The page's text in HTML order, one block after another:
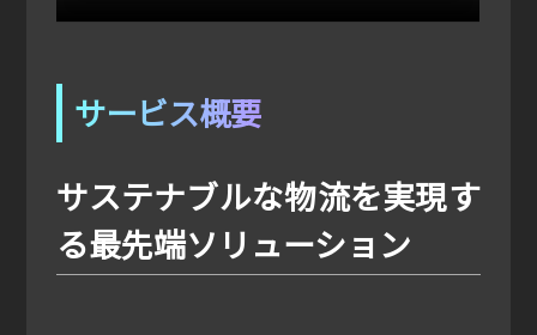
サービス概要
サステナブルな物流を実現す
る最先端ソリューション